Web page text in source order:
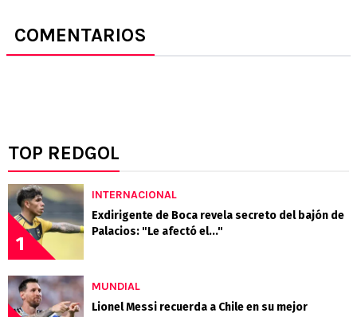
COMENTARIOS
TOP REDGOL
1
INTERNACIONAL
Exdirigente de Boca revela secreto del bajón de
Palacios: "Le afectó el..."
MUNDIAL
Lionel Messi recuerda a Chile en su mejor